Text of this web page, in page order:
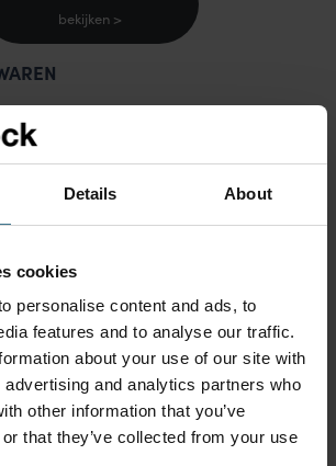
Details About
cookies
personalise content and ads, to
features and to analyse our traffic.
about your use of our site with
and analytics partners who
other information that you’ve
that they’ve collected from your use
bekijken >
van de avond nog glühwein over?
de glühwein nog wat langer
fles. Op deze manier kan je de
paar dagen in de koelkast bewaren.
ook een heerlijke pan
het niet meer lekker ruikt of de smaak
drink het dan niet meer.
INSPIRATIE
kruidiger en gezelliger te maken in